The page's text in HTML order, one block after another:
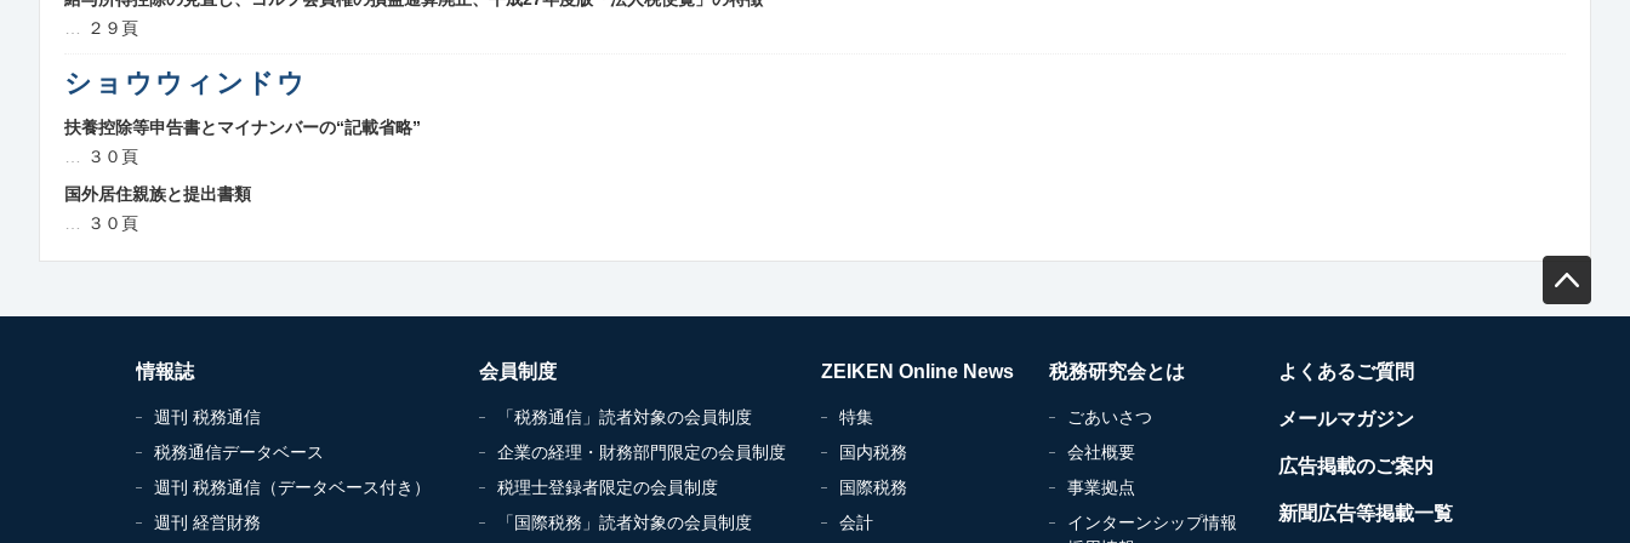
２９頁
ショウウィンドウ
扶養控除等申告書とマイナンバーの“記載省略”
３０頁
国外居住親族と提出書類
３０頁
情報誌
週刊 税務通信
税務通信データベース
週刊 税務通信（データベース付き）
週刊 経営財務
会員制度
「税務通信」読者対象の会員制度
企業の経理・財務部門限定の会員制度
税理士登録者限定の会員制度
「国際税務」読者対象の会員制度
ZEIKEN Online News
特集
国内税務
国際税務
会計
税務研究会とは
ごあいさつ
会社概要
事業拠点
インターンシップ情報
よくあるご質問
メールマガジン
広告掲載のご案内
新聞広告等掲載一覧